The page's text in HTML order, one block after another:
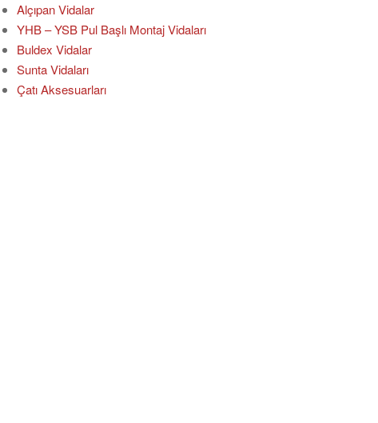
Alçıpan Vidalar
YHB – YSB Pul Başlı Montaj Vidaları
Buldex Vidalar
Sunta Vidaları
Çatı Aksesuarları